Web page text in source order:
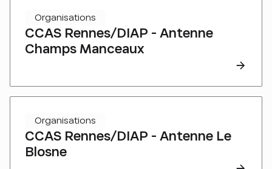
CCAS Rennes/DIAP - Antenne
Champs Manceaux
Organisations
CCAS Rennes/DIAP - Antenne Le
Blosne
Organisations